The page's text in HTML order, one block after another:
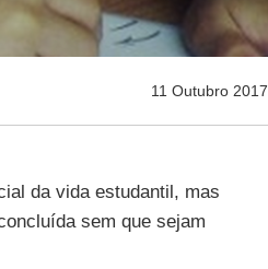
11 Outubro 2017
da vida estudantil, mas
sem que sejam